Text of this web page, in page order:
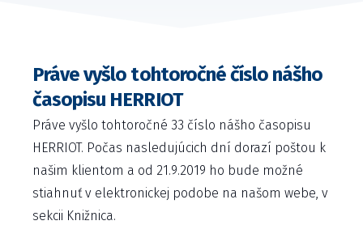
Práve vyšlo tohtoročné číslo nášho
časopisu HERRIOT
Práve vyšlo tohtoročné 33 číslo nášho časopisu
HERRIOT. Počas nasledujúcich dní dorazí poštou k
našim klientom a od 21.9.2019 ho bude možné
stiahnuť v elektronickej podobe na našom webe, v
sekcii Knižnica.